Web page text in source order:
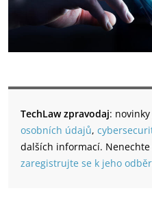
TechLaw zpravodaj:
osobních údajů,
dalších informací.
zaregistrujte se k jeho